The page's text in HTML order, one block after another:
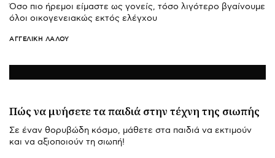
Όσο πιο ήρεμοι είμαστε ως γονείς, τόσο λιγότερο βγαίνουμε
όλοι οικογενειακώς εκτός ελέγχου
ΑΓΓΕΛΙΚΉ ΛΆΛΟΥ
Πώς να μυήσετε τα παιδιά στην τέχνη της σιωπής
Σε έναν θορυβώδη κόσμο, μάθετε στα παιδιά να εκτιμούν
και να αξιοποιούν τη σιωπή!